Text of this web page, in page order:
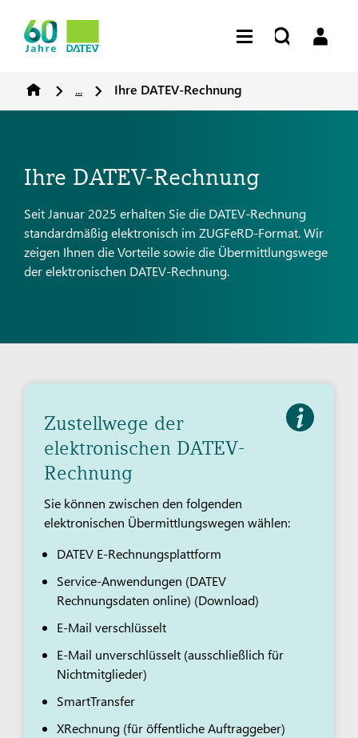
... Ihre DATEV-Rechnung
Ihre DATEV-Rechnung
Seit Januar 2025 erhalten Sie die DATEV-Rechnung
standardmäßig elektronisch im ZUGFeRD-Format. Wir
zeigen Ihnen die Vorteile sowie die Übermittlungswege
der elektronischen DATEV-Rechnung.
Zustellwege der
elektronischen DATEV-
Rechnung
Sie können zwischen den folgenden
elektronischen Übermittlungswegen wählen:
DATEV E-Rechnungsplattform
Service-Anwendungen (DATEV
Rechnungsdaten online) (Download)
E-Mail verschlüsselt
E-Mail unverschlüsselt (ausschließlich für
Nichtmitglieder)
SmartTransfer
XRechnung (für öffentliche Auftraggeber)